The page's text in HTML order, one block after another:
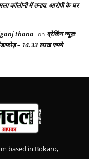
कॉलोनी में तनाव, आरोपी के घर
thana on ब्रेकिंग न्यूज़:
– 14.33 लाख रुपये
based in Bokaro,